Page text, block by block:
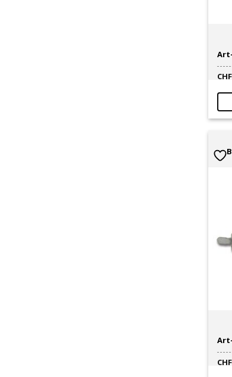
CHF
CHF